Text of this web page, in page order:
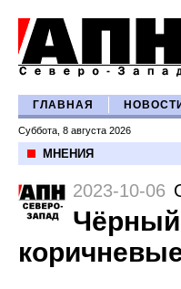
ГЛАВНАЯ
Суббота, 8 августа 2026
МНЕНИЯ
2023-10-06
Чёрный